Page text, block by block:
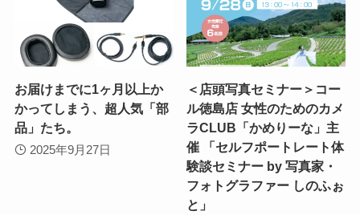
お届けまでに1ヶ月以上か
かってしまう、超人気「部
品」たち。
2025年9月27日
＜店頭写真セミナー＞コー
ル徳島店 女性のためのカメ
ラCLUB「かめりーな」主
催 「セルフポートレート体
験談セミナー by 写真家・
フォトグラファー しのふぉ
と」